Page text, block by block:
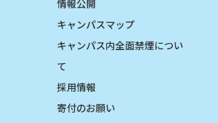
情報公開
キャンパスマップ
キャンパス内全面禁煙につい
て
採用情報
寄付のお願い